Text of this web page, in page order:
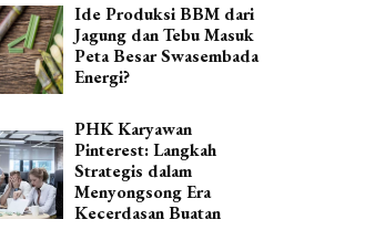
Ide Produksi BBM dari
Jagung dan Tebu Masuk
Peta Besar Swasembada
Energi?
PHK Karyawan
Pinterest: Langkah
Strategis dalam
Menyongsong Era
Kecerdasan Buatan